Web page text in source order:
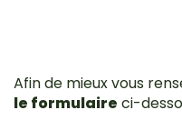
Afin de mieux vous
le formulaire ci-